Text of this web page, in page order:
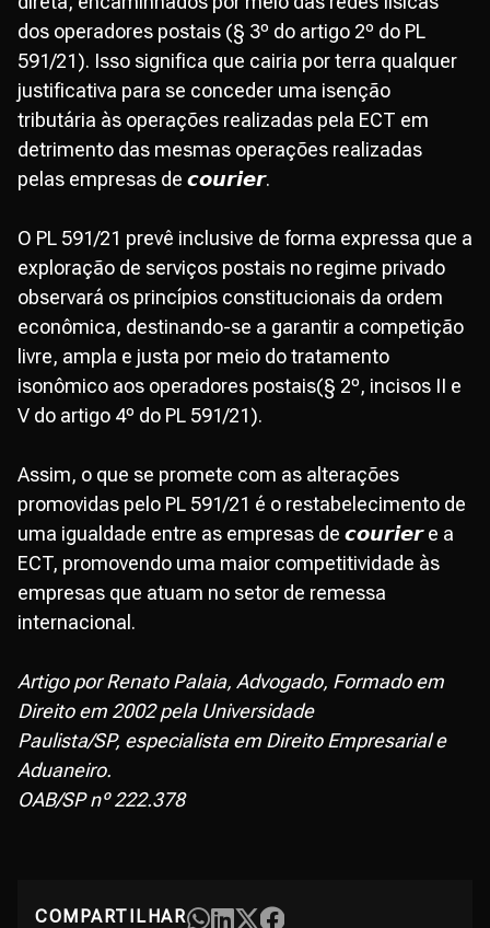
dos operadores postais (§ 3º do artigo 2º do PL
591/21). Isso significa que cairia por terra qualquer
justificativa para se conceder uma isenção
tributária às operações realizadas pela ECT em
detrimento das mesmas operações realizadas
pelas empresas de 𝙘𝙤𝙪𝙧𝙞𝙚𝙧.
O PL 591/21 prevê inclusive de forma expressa que a
exploração de serviços postais no regime privado
observará os princípios constitucionais da ordem
econômica, destinando-se a garantir a competição
livre, ampla e justa por meio do tratamento
isonômico aos operadores postais(§ 2º, incisos II e
V do artigo 4º do PL 591/21).
Assim, o que se promete com as alterações
promovidas pelo PL 591/21 é o restabelecimento de
uma igualdade entre as empresas de 𝙘𝙤𝙪𝙧𝙞𝙚𝙧 e a
ECT, promovendo uma maior competitividade às
empresas que atuam no setor de remessa
internacional.
Artigo por Renato Palaia, Advogado, Formado em
Direito em 2002 pela Universidade
Paulista/SP, especialista em Direito Empresarial e
Aduaneiro.
OAB/SP nº 222.378
COMPARTILHAR